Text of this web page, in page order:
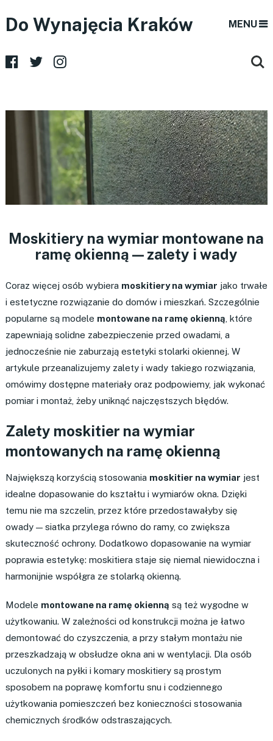
Do Wynajęcia Kraków MENU
Moskitiery na wymiar montowane na
ramę okienną — zalety i wady
Coraz więcej osób wybiera moskitiery na wymiar jako trwałe
i estetyczne rozwiązanie do domów i mieszkań. Szczególnie
popularne są modele montowane na ramę okienną , które
zapewniają solidne zabezpieczenie przed owadami, a
jednocześnie nie zaburzają estetyki stolarki okiennej. W
artykule przeanalizujemy zalety i wady takiego rozwiązania,
omówimy dostępne materiały oraz podpowiemy, jak wykonać
pomiar i montaż, żeby uniknąć najczęstszych błędów.
Zalety moskitier na wymiar
montowanych na ramę okienną
Największą korzyścią stosowania moskitier na wymiar jest
idealne dopasowanie do kształtu i wymiarów okna. Dzięki
temu nie ma szczelin, przez które przedostawałyby się
owady — siatka przylega równo do ramy, co zwiększa
skuteczność ochrony. Dodatkowo dopasowanie na wymiar
poprawia estetykę: moskitiera staje się niemal niewidoczna i
harmonijnie współgra ze stolarką okienną.
Modele montowane na ramę okienną są też wygodne w
użytkowaniu. W zależności od konstrukcji można je łatwo
demontować do czyszczenia, a przy stałym montażu nie
przeszkadzają w obsłudze okna ani w wentylacji. Dla osób
uczulonych na pyłki i komary moskitiery są prostym
sposobem na poprawę komfortu snu i codziennego
użytkowania pomieszczeń bez konieczności stosowania
chemicznych środków odstraszających.